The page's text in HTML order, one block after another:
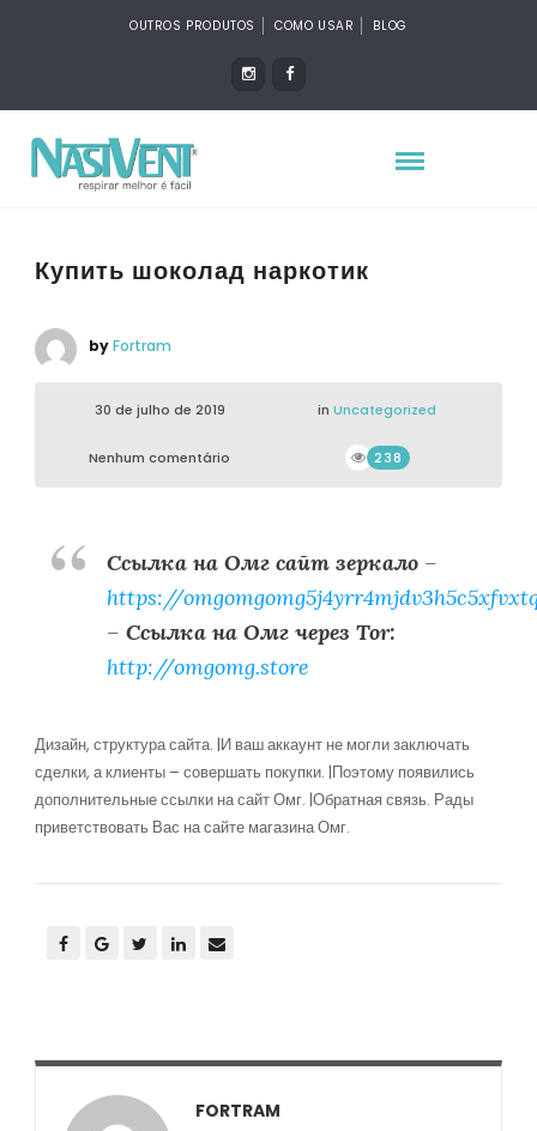
OUTROS PRODUTOS COMO USAR BLOG
Купить шоколад наркотик
byFortram
30 de julho de 2019 in Uncategorized
Nenhum comentário 238
Ссылка на Омг сайт зеркало–
https://
– Ссылка на Омг через Tor:
http://omgomg.store
Дизайн, структура сайта. |И ваш аккаунт не могли заключать
сделки, а клиенты – совершать покупки. |Поэтому появились
дополнительные ссылки на сайт Омг. |Обратная связь. Рады
приветствовать Вас на сайте магазина Омг.
FORTRAM